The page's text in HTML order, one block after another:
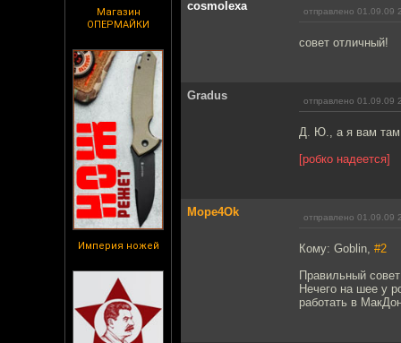
Магазин
ОПЕРМАЙКИ
Империя ножей
cosmolexa отправлено 01.09.09
совет отличный!
Gradus отправлено 01.09.09
Д. Ю., а я вам там
[робко надеется]
Mope4Ok отправлено 01.09.09
Кому: Goblin, #2
Правильный
Нечего на шее у
работать в